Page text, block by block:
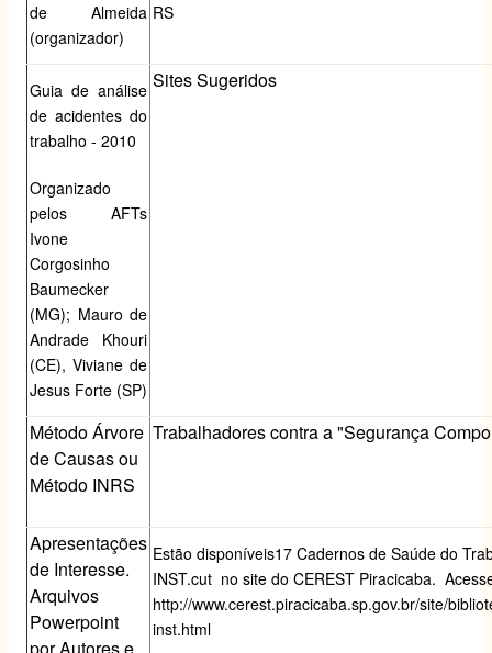
de Almeida
(organizador)
RS
Guia de análise
de acidentes do
trabalho - 2010
Organizado
pelos AFTs
Ivone
Corgosinho
Baumecker
(MG); Mauro de
Andrade Khouri
(CE), Viviane de
Jesus Forte (SP)
Sites Sugeridos
Método Árvore
de Causas ou
Método INRS
Trabalhadores contra a "Segurança
Apresentações
de Interesse.
Arquivos
Powerpoint
Estão disponíveis17 Cadernos de Saúde do
INST.cut no site do CEREST Piracicaba.
http://www.cerest.piracicaba.sp.gov.br/site/
inst.html